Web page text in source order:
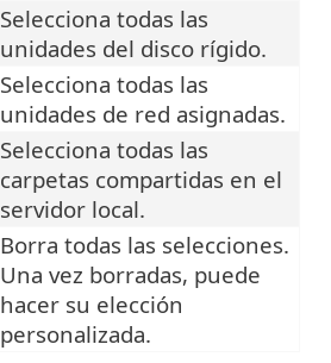
Selecciona todas las
unidades del disco rígido.
Selecciona todas las
unidades de red asignadas.
Selecciona todas las
carpetas compartidas en el
servidor local.
Borra todas las selecciones.
Una vez borradas, puede
hacer su elección
personalizada.